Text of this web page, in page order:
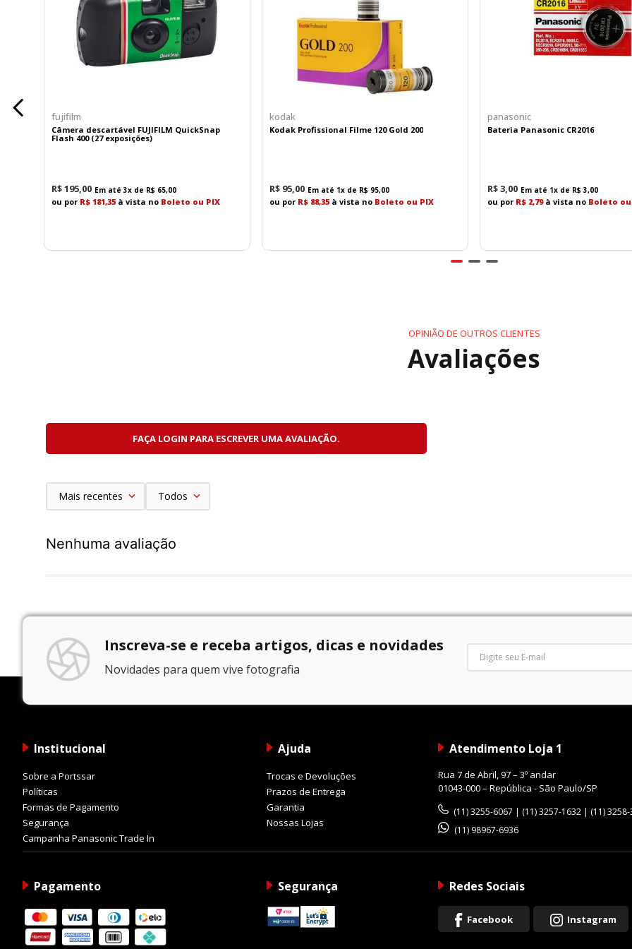
Objetiva Olympus D.Zuiko 40mm f/2.8
Um dos maiores destaques da Trip 35 é sua renomada objetiva Zuiko, reconhecida pela excelente qualidade
Ótimo contraste
Reprodução natural de cores
Perspectiva versátil para diversas situações
A distância focal de 40mm oferece um enquadramento natural, ideal para uso cotidiano, viagens e fotografia
A Olympus Trip 35 utiliza uma célula de selênio localizada ao redor da lente para medir a luz ambiente sem
O sistema seleciona automaticamente a combinação adequada de velocidade e abertura para cada cena.
Um recurso clássico da Trip 35 é a famosa "bandeira vermelha" que aparece no visor quando não há luz
Auxilia usuários iniciantes
Operação intuitiva e segura
Retrato
Paisagem próxima
Paisagem distante
Esse sistema torna a operação rápida e prática para fotografia espontânea.
Construção Robusta
Design compacto
Acabamento clássico em metal e couro sintético
Mesmo décadas após seu lançamento, a Olympus Trip 35 continua sendo uma das câmeras favoritas dos
Aplicações
Fotografia de rua
fujifilm
Câmera descartável FUJIFILM QuickSnap
Flash 400 (27 exposições)
R$195 00 Em até3x de R$ 65,00
ou por R$ 181,35 à vista no Boleto ou PIX
kodak
Kodak Profissional Filme 120 Gold 200
R$ 95 00 Em até 1x de R$ 95,00
ou por R$ 88,35 à vista no Boleto ou PIX
panasonic
Bateria Panasonic CR2016
R$3 00 Em até 1x de R$ 3,00
ou por R$ 2,79à vista no Boleto ou
OPINIÃO DE OUTROS CLIENTES
Avaliações
FAÇA LOGIN PARA ESCREVER UMA AVALIAÇÃO.
Mais recentes Todos
Nenhuma avaliação
Inscreva-se e receba artigos, dicas e novidades
Novidades para quem vive fotografia
Institucional
Sobre a Portssar
Políticas
Formas de Pagamento
Segurança
Campanha Panasonic Trade In
Ajuda
Trocas e Devoluções
Prazos de Entrega
Garantia
Nossas Lojas
Atendimento Loja 1
Rua 7 de Abril, 97 – 3º andar
01043-000 – República - São Paulo/SP
(11) 3255-6067 | (11) 3257-1632 | (11)
(11) 98967-6936
Pagamento Segurança Redes Sociais
Facebook Instagram